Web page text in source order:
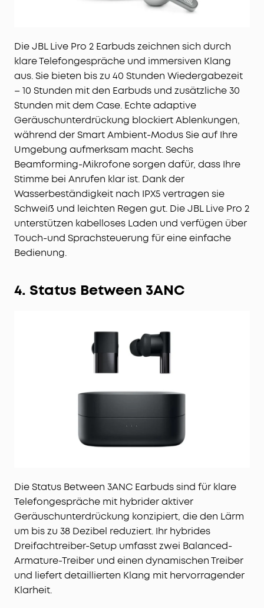
Die JBL Live Pro 2 Earbuds zeichnen sich durch
klare Telefongespräche und immersiven Klang
aus. Sie bieten bis zu 40 Stunden Wiedergabezeit
– 10 Stunden mit den Earbuds und zusätzliche 30
Stunden mit dem Case. Echte adaptive
Geräuschunterdrückung blockiert Ablenkungen,
während der Smart Ambient-Modus Sie auf Ihre
Umgebung aufmerksam macht. Sechs
Beamforming-Mikrofone sorgen dafür, dass Ihre
Stimme bei Anrufen klar ist. Dank der
Wasserbeständigkeit nach IPX5 vertragen sie
Schweiß und leichten Regen gut. Die JBL Live Pro 2
unterstützen kabelloses Laden und verfügen über
Touch-und Sprachsteuerung für eine einfache
Bedienung.
4. Status Between 3ANC
Die Status Between 3ANC Earbuds sind für klare
Telefongespräche mit hybrider aktiver
Geräuschunterdrückung konzipiert, die den Lärm
um bis zu 38 Dezibel reduziert. Ihr hybrides
Dreifachtreiber-Setup umfasst zwei Balanced-
Armature-Treiber und einen dynamischen Treiber
und liefert detaillierten Klang mit hervorragender
Klarheit.